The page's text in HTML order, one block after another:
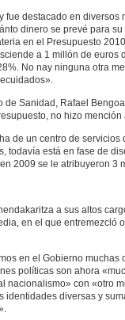
fue destacado en diversos
dinero se prevé para
en el Presupuesto
a 1 millón de euros
No nay ninguna otra
de Sanidad, Rafael
no hizo
de un centro de
todavía está en fase de
2009 se le atribuyeron 3
a sus altos
en el que entremezcló
en el Gobierno muchas
políticas son ahora
nacionalismo» con «otro
identidades diversas y